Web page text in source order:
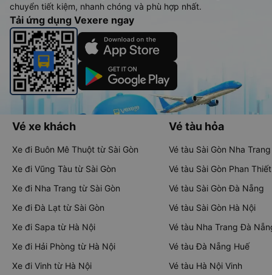
chuyển tiết kiệm, nhanh chóng và phù hợp nhất.
Tải ứng dụng Vexere ngay
Vé xe khách
Xe đi Buôn Mê Thuột từ Sài Gòn
Xe đi Vũng Tàu từ Sài Gòn
Xe đi Nha Trang từ Sài Gòn
Xe đi Đà Lạt từ Sài Gòn
Xe đi Sapa từ Hà Nội
Xe đi Hải Phòng từ Hà Nội
Xe đi Vinh từ Hà Nội
Vé tàu hỏa
Vé tàu Sài Gòn Nha Trang
Vé tàu Sài Gòn Phan Thiết
Vé tàu Sài Gòn Đà Nẵng
Vé tàu Sài Gòn Hà Nội
Vé tàu Nha Trang Đà
Vé tàu Đà Nẵng Huế
Vé tàu Hà Nội Vinh